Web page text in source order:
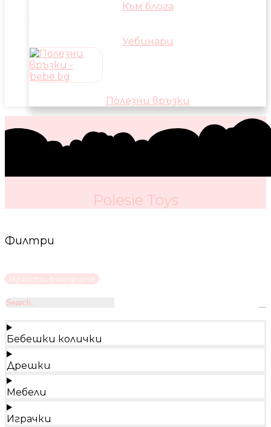
Към блога
Уебинари
Полезни връзки
Polesie Toys
Филтри
Изчисти филтрите
Бебешки колички
Дрешки
Мебели
Играчки